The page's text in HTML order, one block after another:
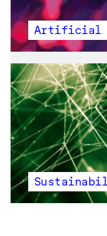
Artificial